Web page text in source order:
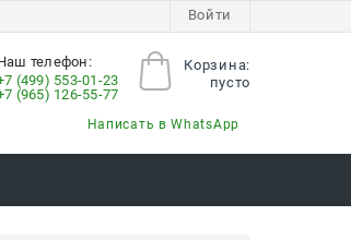
Войти
Корзина:
пусто
телефон:
(499) 553-01-23
(965) 126-55-77
Написать в WhatsApp